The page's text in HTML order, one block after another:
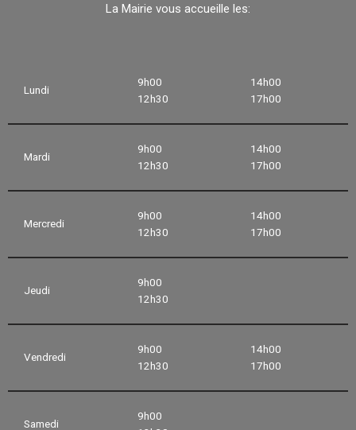
La Mairie vous accueille les:
Lundi
9h00
12h30
14h00
17h00
Mardi
9h00
12h30
14h00
17h00
Mercredi
9h00
12h30
14h00
17h00
Jeudi
9h00
12h30
Vendredi
9h00
12h30
14h00
17h00
Samedi
9h00